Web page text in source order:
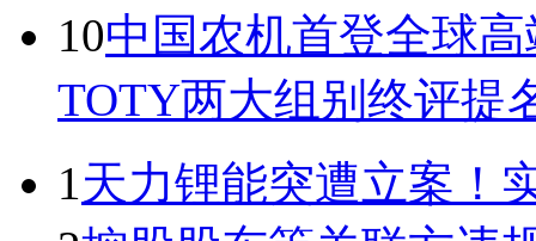
10中国农机首登全球
TOTY两大组别终评提
1天力锂能突遭立案！